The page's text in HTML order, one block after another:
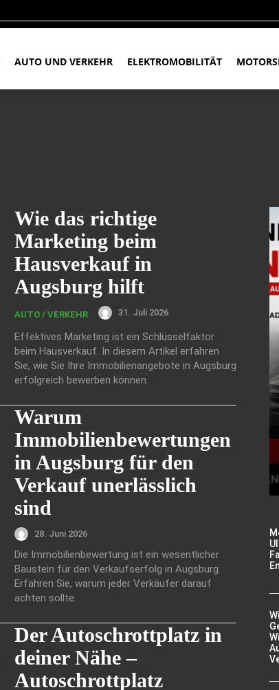
AUTO UND VERKEHR ELEKTROMOBILITÄT
Wie das richtige
Marketing beim
Hausverkauf in
Augsburg hilft
AUTO / VERKEHR 31. Juli 2026
Effektives Marketing ist ein Schlüsselfaktor
beim Hausverkauf. In diesem Artikel erfahren
Sie, wie Sie Ihre Immobilienangebote in Augsburg
erfolgreich bewerben können.
Warum
Immobilienbewertungen
in Augsburg für den
Verkauf unerlässlich
sind
28. Juni 2026
Die Immobilienbewertung ist ein wesentlicher
Baustein für den Verkaufserfolg in Augsburg.
Erfahren Sie, warum jeder Verkäufer darauf
achten sollte.
Der Autoschrottplatz in
deiner Nähe –
Autoschrottplatz